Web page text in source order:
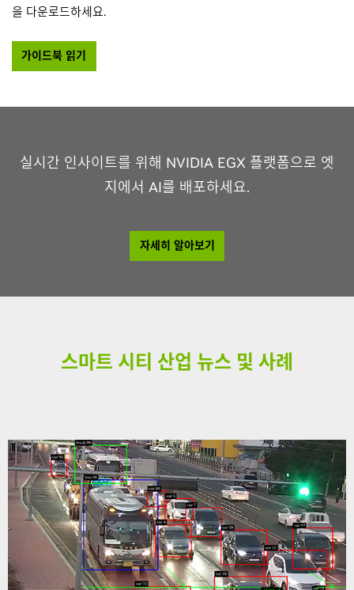
을 다운로드하세요.
가이드북 읽기
실시간 인사이트를 위해 NVIDIA EGX 플랫폼으로 엣
지에서 AI를 배포하세요.
자세히 알아보기
스마트 시티 산업 뉴스 및 사례